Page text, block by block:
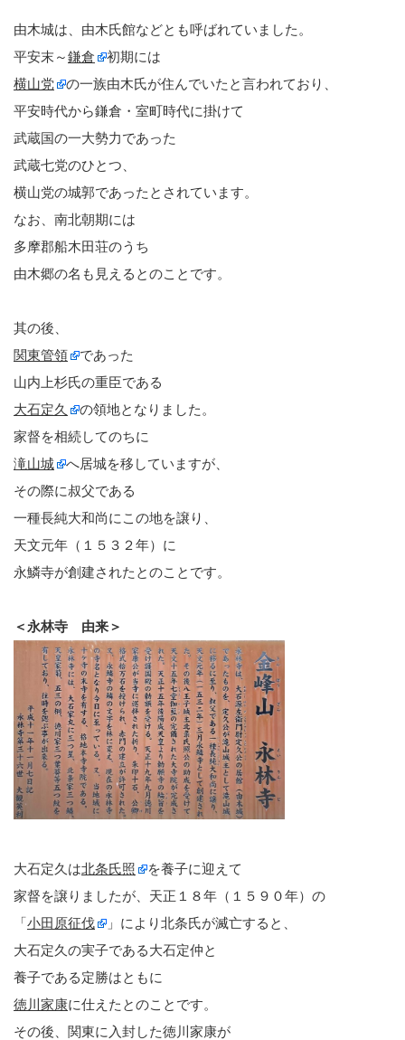
由木城は、由木氏館などとも呼ばれていました。
平安末～鎌倉
初期には
横山党
の一族由木氏が住んでいたと言われており、
平安時代から鎌倉・室町時代に掛けて
武蔵国の一大勢力であった
武蔵七党のひとつ、
横山党の城郭であったとされています。
なお、南北朝期には
多摩郡船木田荘のうち
由木郷の名も見えるとのことです。
其の後、
関東管領
であった
山内上杉氏の重臣である
大石定久
の領地となりました。
家督を相続してのちに
滝山城
へ居城を移していますが、
その際に叔父である
一種長純大和尚にこの地を譲り、
天文元年（１５３２年）に
永鱗寺が創建されたとのことです。
＜永林寺 由来＞
大石定久は北条氏照
を養子に迎えて
家督を譲りましたが、天正１８年（１５９０年）の
「小田原征伐
」により北条氏が滅亡すると、
大石定久の実子である大石定仲と
養子である定勝はともに
徳川家康に仕えたとのことです。
その後、関東に入封した徳川家康が